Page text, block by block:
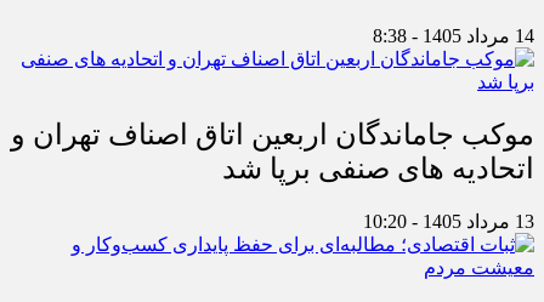
14 مرداد 1405 - 8:38
موکب جاماندگان اربعین اتاق اصناف تهران و
اتحادیه های صنفی برپا شد
13 مرداد 1405 - 10:20